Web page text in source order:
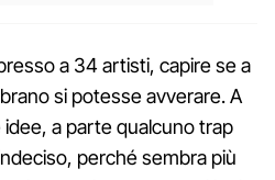
a 34 artisti, capire se a
si potesse avverare. A
a parte qualcuno trap
perché sembra più